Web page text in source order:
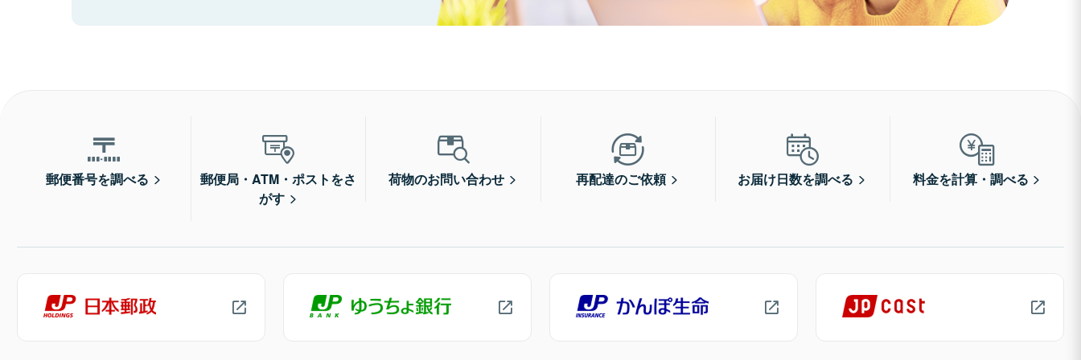
郵便番号を調べる
郵便局・ATM・ポストをさ
がす
荷物のお問い合わせ 再配達のご依頼 お届け日数を調べる 料金を計算・調べる